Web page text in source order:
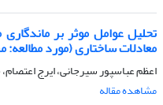
تحلیل عوامل موثر بر
معادلات ساختاری (مورد
اعظم عباسپور سیرجانی، ایرج
مشاهده مقاله